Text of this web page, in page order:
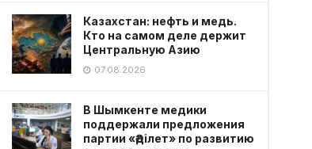
Казахстан: нефть и медь.
Кто на самом деле держит
Центральную Азию
07.08.2026
В Шымкенте медики
поддержали предложения
партии «Әділет» по развитию